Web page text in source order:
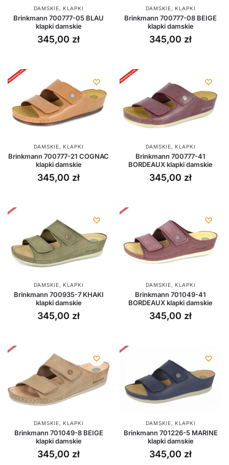
DAMSKIE,KLAPKI
Brinkmann 700777-05 BLAU
klapki damskie
345,00 zł
DAMSKIE,KLAPKI
Brinkmann 700777-08 BEIGE
klapki damskie
345,00 zł
DAMSKIE,KLAPKI
Brinkmann 700777-21 COGNAC
klapki damskie
345,00 zł
DAMSKIE,KLAPKI
Brinkmann 700777-41
BORDEAUX klapki damskie
345,00 zł
DAMSKIE,KLAPKI
Brinkmann 700935-7 KHAKI
klapki damskie
345,00 zł
DAMSKIE,KLAPKI
Brinkmann 701049-41
BORDEAUX klapki damskie
345,00 zł
DAMSKIE,KLAPKI
Brinkmann 701049-8 BEIGE
klapki damskie
345,00 zł
DAMSKIE,KLAPKI
Brinkmann 701226-5 MARINE
klapki damskie
345,00 zł